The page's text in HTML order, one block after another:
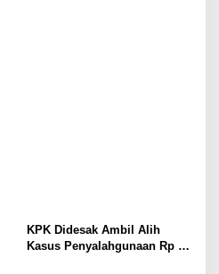
KPK Didesak Ambil Alih
Kasus Penyalahgunaan Rp 16